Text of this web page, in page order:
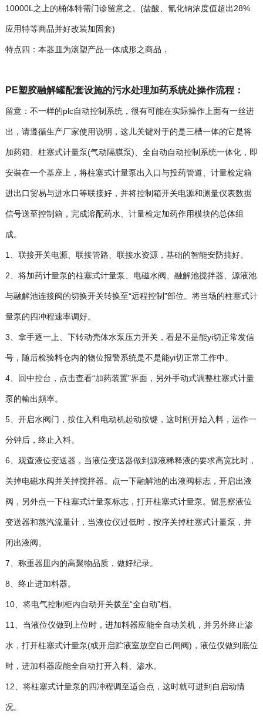
10000L之上的桶体特需门诊留意之。(盐酸、氰化钠浓度值超出28%
应用特等商品并好改装加固套)
特点四：本器皿为滚塑产品一体成形之商品，
PE塑胶融解罐配套设施的污水处理加药系统处操作流程：
留意：不一样的plc自动控制系统，很有可能在实际操作上面有一丝进
出，请遵循生产厂家使用说明，这儿关键对于的是三槽一体的它是将
加药箱、柱塞式计量泵(气动隔膜泵)、全自动自动控制系统一体化，即
安裝在一个基座上，将柱塞式计量泵出入口与投药管道、计量检定箱
进出口贸易与进水口等联接好，并将控制箱开关电源和测量仪表数据
信号送至控制箱，完成溶配药水、计量检定加药作用模块的总体组
成。
1、联接开关电源、联接管路、联接水资源，基础的智能安防搞好。
2、将加药计量泵的柱塞式计量泵、电磁水阀、融解池搅拌器、源液池
与融解池连接阀的切换开关转换至“远程控制”部位。将当场的柱塞式计
量泵的四冲程速率调好。
3、拿手逐一上、下转动壳体水泵压力开关，看是不是能yi切正常发信
号，随后检验料仓内的物位报警系统是不是能yi切正常工作中。
4、回中控台，点击查看“加药装置”界面，另外手动式调整柱塞式计量
泵的輸出頻率。
5、开启水阀门，按住入料电动机起动按键，这时刚开始入料，运作一
分钟后，终止入料。
6、观查液位变送器，当液位变送器做到源液稀释液的要求高宽比时，
关掉电磁水阀并关掉搅拌器。点一下融解池的出液阀标志，开启出液
阀，另外点一下柱塞式计量泵标志，打开柱塞式计量泵。留意察液位
变送器和蒸汽流量计，当液位仪过低时，按序关掉柱塞式计量泵，并
闭出液阀。
7、称重器皿内的高聚物品质，做好纪录。
8、终止进加料器。
10、将电气控制柜内自动开关拨至“全自动”档。
11、当液位仪做到上位时，进加料器应能全自动关机，并另外终止渗
水，打开柱塞式计量泵(或开启贮液室放空自己闸阀)，液位仪做到底位
时，进加料器应能全自动打开入料、渗水。
12、将柱塞式计量泵的四冲程调至适合点，这时就可进到自启动情
况。